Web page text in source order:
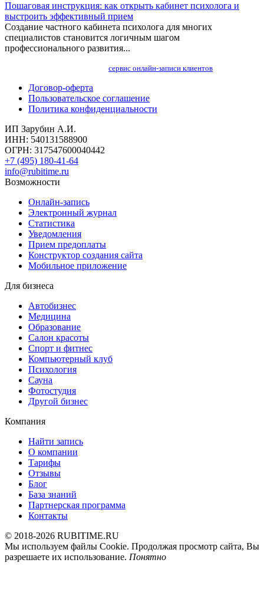
Пошаговая инструкция: как открыть кабинет психолога и
выстроить эффективный прием
Создание частного кабинета психолога для многих
специалистов становится логичным шагом
профессионального развития...
сервис онлайн-записи клиентов
Договор-оферта
Пользовательское соглашение
Политика конфиденциальности
ИП Зарубин А.И.
ИНН: 540131588900
ОГРН: 317547600040442
+7 (495) 180-41-64
info@rubitime.ru
Возможности
Онлайн-запись
Электронный журнал
Статистика
Уведомления
Прием предоплаты
Конструктор создания сайта
Мобильное приложение
Для бизнеса
Автобизнес
Медицина
Образование
Салон красоты
Спорт и фитнес
Компьютерный клуб
Психология
Сауна
Фотостудия
Другой бизнес
Компания
Найти запись
О компании
Тарифы
Отзывы
Блог
База знаний
Партнерская программа
Контакты
© 2018-2026 RUBITIME.RU
Мы используем файлы Cookie. Продолжая просмотр сайта, Вы
разрешаете их использование. Понятно